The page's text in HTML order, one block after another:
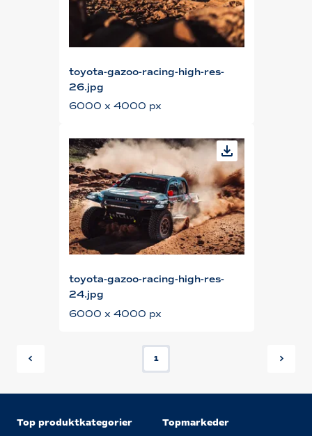
toyota-gazoo-racing-high-res-
26.jpg
6000 x 4000 px
toyota-gazoo-racing-high-res-
24.jpg
6000 x 4000 px
1
Top produktkategorier
Topmarkeder